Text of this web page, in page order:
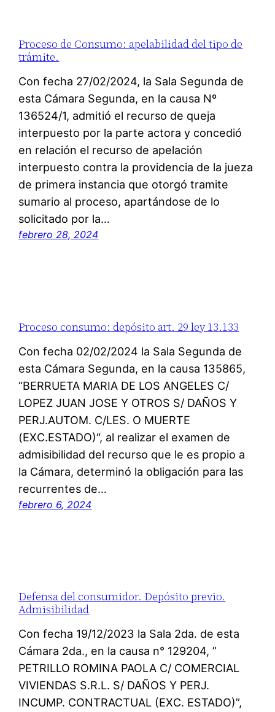
Proceso de Consumo: apelabilidad del tipo de
trámite.
Con fecha 27/02/2024, la Sala Segunda de
esta Cámara Segunda, en la causa Nº
136524/1, admitió el recurso de queja
interpuesto por la parte actora y concedió
en relación el recurso de apelación
interpuesto contra la providencia de la jueza
de primera instancia que otorgó tramite
sumario al proceso, apartándose de lo
solicitado por la…
febrero 28, 2024
Proceso consumo: depósito art. 29 ley 13.133
Con fecha 02/02/2024 la Sala Segunda de
esta Cámara Segunda, en la causa 135865,
“BERRUETA MARIA DE LOS ANGELES C/
LOPEZ JUAN JOSE Y OTROS S/ DAÑOS Y
PERJ.AUTOM. C/LES. O MUERTE
(EXC.ESTADO)“, al realizar el examen de
admisibilidad del recurso que le es propio a
la Cámara, determinó la obligación para las
recurrentes de…
febrero 6, 2024
Defensa del consumidor. Depósito previo.
Admisibilidad
Con fecha 19/12/2023 la Sala 2da. de esta
Cámara 2da., en la causa n° 129204, ”
PETRILLO ROMINA PAOLA C/ COMERCIAL
VIVIENDAS S.R.L. S/ DAÑOS Y PERJ.
INCUMP. CONTRACTUAL (EXC. ESTADO)”,